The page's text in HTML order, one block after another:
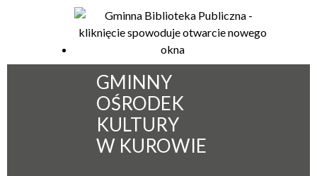
GMINNY
OŚRODEK
KULTURY
W KUROWIE